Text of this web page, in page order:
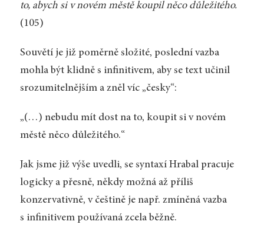
to, abych si v novém městě koupil něco důležitého.
(105)
Souvětí je již poměrně složité, poslední vazba
mohla být klidně s infinitivem, aby se text učinil
srozumitelnějším a zněl víc „česky“:
„(…) nebudu mít dost na to, koupit si v novém
městě něco důležitého.“
Jak jsme již výše uvedli, se syntaxí Hrabal pracuje
logicky a přesně, někdy možná až příliš
konzervativně, v češtině je např. zmíněná vazba
s infinitivem používaná zcela běžně.